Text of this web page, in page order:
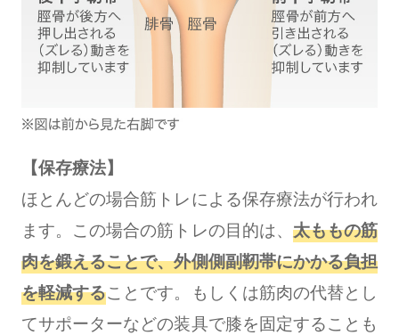
【保存療法】
ほとんどの場合筋トレによる保存療法が行われ
ます。この場合の筋トレの目的は、 太ももの筋
肉を鍛えることで、外側側副靭帯にかかる負担
を軽減することです。もしくは筋肉の代替とし
てサポーターなどの装具で膝を固定することも